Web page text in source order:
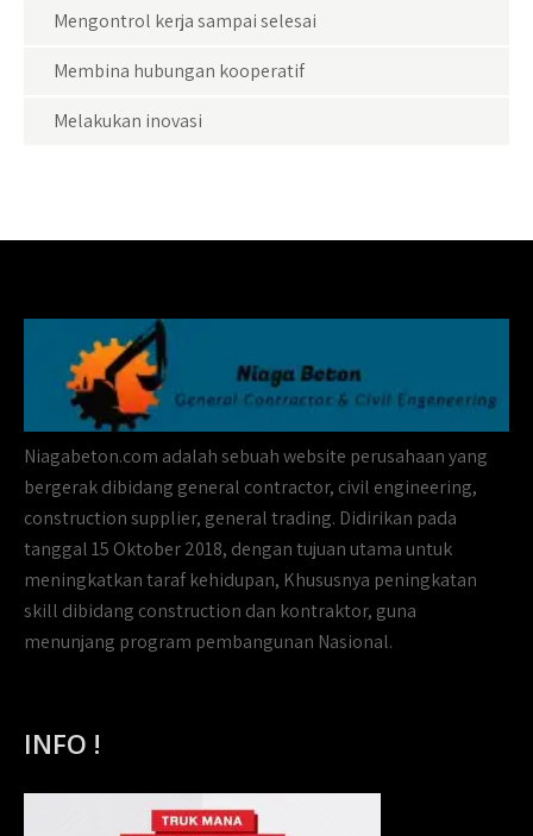
Mengontrol kerja sampai selesai
Membina hubungan kooperatif
Melakukan inovasi
Niagabeton.com adalah sebuah website perusahaan yang
bergerak dibidang general contractor, civil engineering,
construction supplier, general trading. Didirikan pada
tanggal 15 Oktober 2018, dengan tujuan utama untuk
meningkatkan taraf kehidupan, Khususnya peningkatan
skill dibidang construction dan kontraktor, guna
menunjang program pembangunan Nasional.
INFO !